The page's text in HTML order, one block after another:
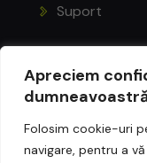
Apreciem
Folosim cookie-uri
navigare, pentru a
Suport